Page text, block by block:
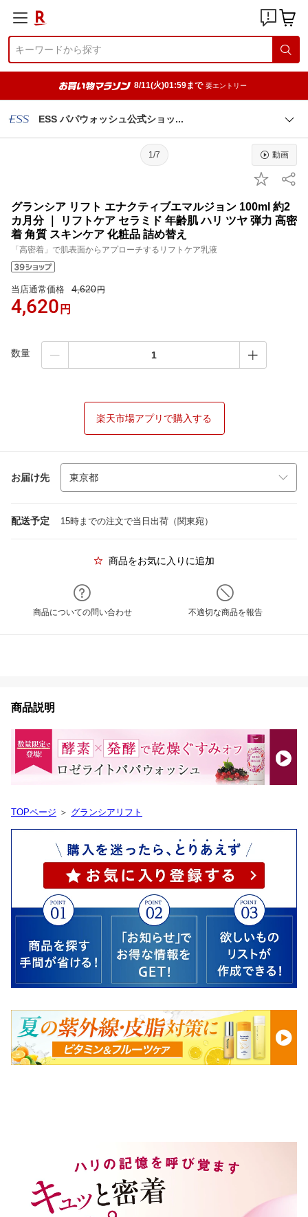
8/11(火)01:59まで 要エントリー
ESS パパウォッシュ公式ショ ッ
1/7 動画
グランシア リフト エナクティブエマルジョン 100ml 約2
カ月分 ｜ リフトケア セラミド 年齢肌 ハリ ツヤ 弾力 高密
着 角質 スキンケア 化粧品 詰め替え
「高密着」で肌表面からアプローチするリフトケア乳液
当店通常価格 4,620円
4,620 円
数量
楽天市場アプリで購入する
お届け先
配送予定 15時までの注文で当日出荷（関東宛）
商品をお気に入りに追加
商品についての問い合わせ 不適切な商品を報告
商品説明
TOPページ ＞ グランシアリフト